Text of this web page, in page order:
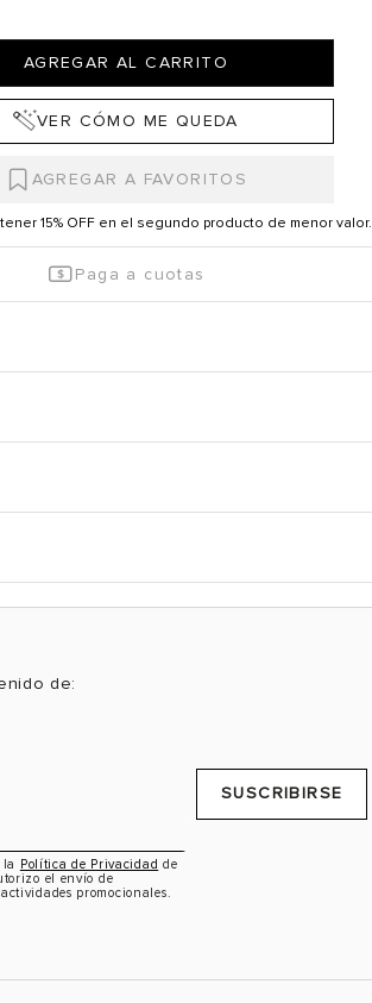
AGREGAR AL CARRITO
VER CÓMO ME QUEDA
15% OFF en el segundo producto de menor valor.
Paga a cuotas
de:
Política de Privacidad de
el envío de
promocionales.
SUSCRIBIRSE